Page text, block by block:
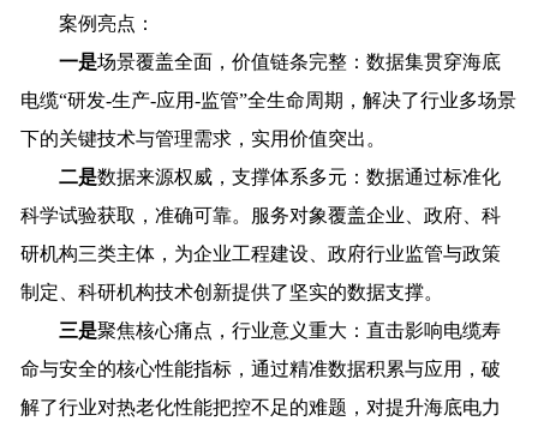
案例亮点：
一是场景覆盖全面，价值链条完整：数据集贯穿海底
电缆“研发-生产-应用-监管”全生命周期，解决了行业多场景
下的关键技术与管理需求，实用价值突出。
二是数据来源权威，支撑体系多元：数据通过标准化
科学试验获取，准确可靠。服务对象覆盖企业、政府、科
研机构三类主体，为企业工程建设、政府行业监管与政策
制定、科研机构技术创新提供了坚实的数据支撑。
三是聚焦核心痛点，行业意义重大：直击影响电缆寿
命与安全的核心性能指标，通过精准数据积累与应用，破
解了行业对热老化性能把控不足的难题，对提升海底电力